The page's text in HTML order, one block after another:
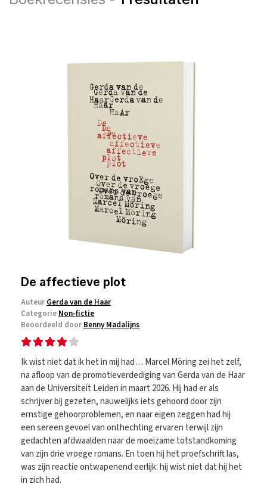
De affectieve plot
Auteur Gerda van de Haar
Categorie Non-fictie
Beoordeeld door Benny Madalijns
Ik wist niet dat ik het in mij had… Marcel Möring zei het zelf,
na afloop van de promotieverdediging van Gerda van de Haar
aan de Universiteit Leiden in maart 2026. Hij had er als
schrijver bij gezeten, nauwelijks iets gehoord door zijn
ernstige gehoorproblemen, en naar eigen zeggen had hij
een sereen gevoel van onthechting ervaren terwijl zijn
gedachten afdwaalden naar de moeizame totstandkoming
van zijn drie vroege romans. En toen hij het proefschrift las,
was zijn reactie ontwapenend eerlijk: hij wist niet dat hij het
in zich had.